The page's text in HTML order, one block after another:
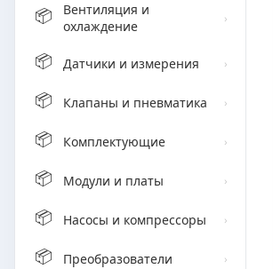
📦
Вентиляция и
охлаждение
›
📦 Датчики и измерения ›
📦 Клапаны и пневматика ›
📦 Комплектующие ›
📦 Модули и платы ›
📦 Насосы и компрессоры ›
📦 Преобразователи ›